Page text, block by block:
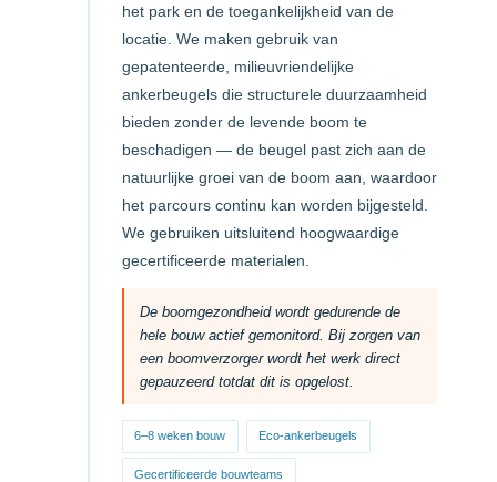
het park en de toegankelijkheid van de
locatie. We maken gebruik van
gepatenteerde, milieuvriendelijke
ankerbeugels die structurele duurzaamheid
bieden zonder de levende boom te
beschadigen — de beugel past zich aan de
natuurlijke groei van de boom aan, waardoor
het parcours continu kan worden bijgesteld.
We gebruiken uitsluitend hoogwaardige
gecertificeerde materialen.
De boomgezondheid wordt gedurende de
hele bouw actief gemonitord. Bij zorgen van
een boomverzorger wordt het werk direct
gepauzeerd totdat dit is opgelost.
6–8 weken bouw Eco-ankerbeugels
Gecertificeerde bouwteams